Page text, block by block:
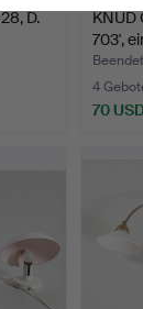
D.
KNUD
703',
4
70